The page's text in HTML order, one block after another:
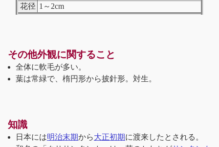
花径 1～2cm
その他外観に関すること
全体に軟毛が多い。
葉は常緑で、楕円形から披針形。対生。
知識
日本には明治末期から大正初期に渡来したとされる。